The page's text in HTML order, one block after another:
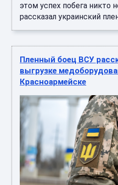
этом успех побега никто
рассказал украинский
Пленный боец ВСУ
выгрузке
Красноармейске